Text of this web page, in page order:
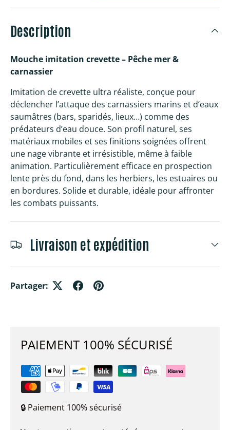
Description
Mouche imitation crevette – Pêche mer &
carnassier
Imitation de crevette ultra réaliste, conçue pour
déclencher l’attaque des carnassiers marins et d’eaux
saumâtres (bars, sparidés, lieux…) comme des
prédateurs d’eau douce. Son profil naturel, ses
matériaux mobiles et ses finitions soignées offrent
une nage vibrante et irrésistible, même à faible
animation. Particulièrement efficace en prospection
lente près du fond, dans les herbiers, les estuaires ou
en bordures. Solide et durable, idéale pour affronter
les combats puissants.
Livraison et expédition
Partager:
PAIEMENT 100% SÉCURISÉ
🔒 Paiement 100% sécurisé